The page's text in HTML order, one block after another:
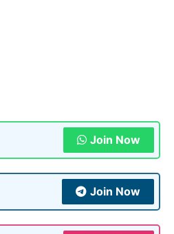
Join Now
Join Now